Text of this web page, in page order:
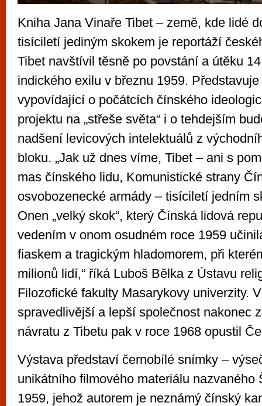
Kniha Jana Vinaře Tibet – země, kde lidé
tisíciletí jediným skokem je reportáží
Tibet navštívil těsně po povstání a útěku
indického exilu v březnu 1959.
vypovídající o počátcích čínského
projektu na „střeše světa“ i o tehdejším
nadšení levicových intelektuálů z
bloku. „Jak už dnes víme, Tibet – ani s
mas čínského lidu, Komunistické strany
osvobozenecké armády – tisíciletí jedním
Onen „velký skok“, který Čínská lidová
vedením v onom osudném roce 1959
fiaskem a tragickým hladomorem, při
milionů lidí,“ říká Luboš Bělka z Ústavu
Filozofické fakulty Masarykovy univerzity.
spravedlivější a lepší společnost nakonec
návratu z Tibetu pak v roce 1968 opustil
Výstava představí černobílé snímky –
unikátního filmového materiálu nazvaného
1959, jehož autorem je neznámý čínský